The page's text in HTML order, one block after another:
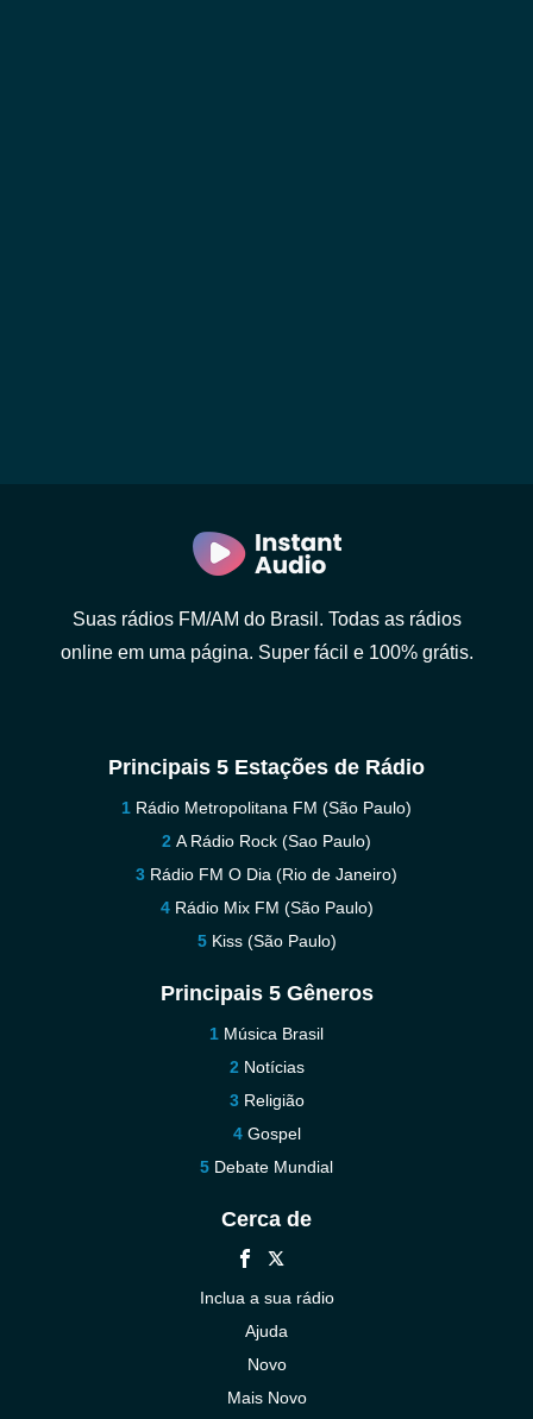
Suas rádios FM/AM do Brasil. Todas as rádios
online em uma página. Super fácil e 100% grátis.
Principais 5 Estações de Rádio
Rádio Metropolitana FM (São Paulo)
A Rádio Rock (Sao Paulo)
Rádio FM O Dia (Rio de Janeiro)
Rádio Mix FM (São Paulo)
Kiss (São Paulo)
Principais 5 Gêneros
Música Brasil
Notícias
Religião
Gospel
Debate Mundial
Cerca de
Inclua a sua rádio
Ajuda
Novo
Mais Novo